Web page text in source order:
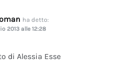
ha detto:
2013 alle 12:28
di Alessia Esse